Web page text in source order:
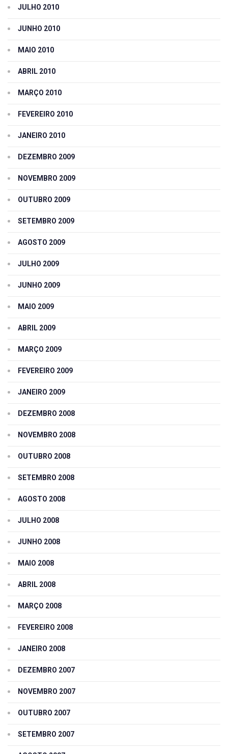
JULHO 2010
JUNHO 2010
MAIO 2010
ABRIL 2010
MARÇO 2010
FEVEREIRO 2010
JANEIRO 2010
DEZEMBRO 2009
NOVEMBRO 2009
OUTUBRO 2009
SETEMBRO 2009
AGOSTO 2009
JULHO 2009
JUNHO 2009
MAIO 2009
ABRIL 2009
MARÇO 2009
FEVEREIRO 2009
JANEIRO 2009
DEZEMBRO 2008
NOVEMBRO 2008
OUTUBRO 2008
SETEMBRO 2008
AGOSTO 2008
JULHO 2008
JUNHO 2008
MAIO 2008
ABRIL 2008
MARÇO 2008
FEVEREIRO 2008
JANEIRO 2008
DEZEMBRO 2007
NOVEMBRO 2007
OUTUBRO 2007
SETEMBRO 2007